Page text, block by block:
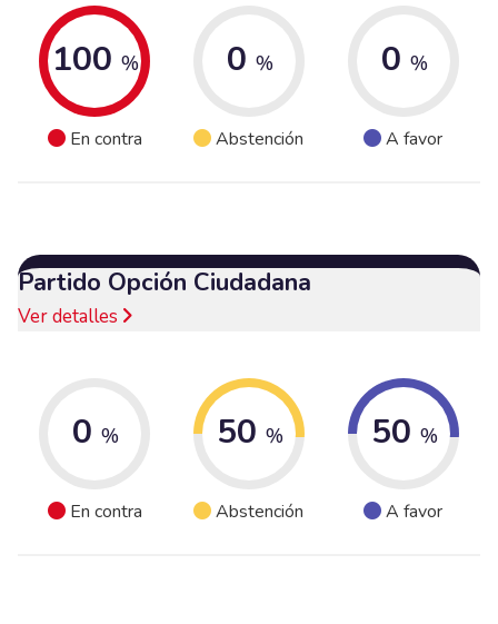
100 %
En contra
0 %
Abstención
0 %
A favor
Partido Opción Ciudadana
Ver detalles
0 %
En contra
50 %
Abstención
50 %
A favor